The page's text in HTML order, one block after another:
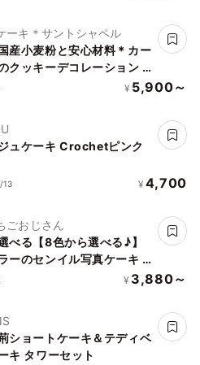
ーキ＊サントシャペル
産小麦粉と安心材料＊カー
クッキーデコレーション 4
¥ 5,900～
ュケーキ Crochetピンク
13 ¥ 4,700
ごおじさん
べる【8色から選べる♪】
ーのセンイル写真ケーキ 3
け
¥ 3,880～
ショートケーキ＆テディベ
キ タワーセット